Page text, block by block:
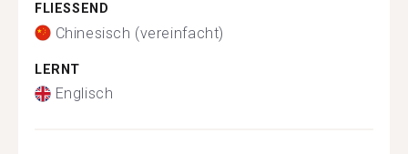
FLIESSEND
Chinesisch (vereinfacht)
LERNT
Englisch